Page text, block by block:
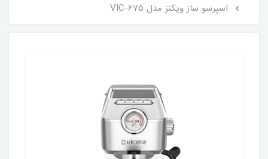
اسپرسو ساز ویکنز مدل VIC-675